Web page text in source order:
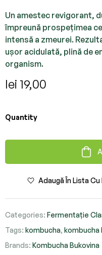
Un amestec revigorant,
împreună prospețimea
intensă a zmeurei.
ușor acidulată, plină de
organism.
lei 19,00
Quantity
Adaugă În Lista
Categories: Fermentație
Tags: kombucha, kombucha
Brands: Kombucha Bukovina